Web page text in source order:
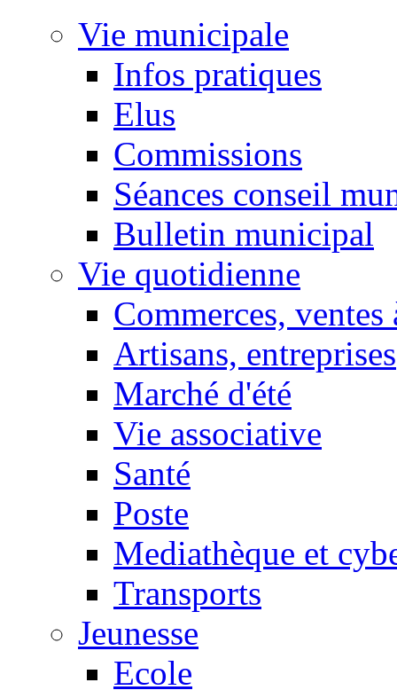
Vie municipale
Infos pratiques
Elus
Commissions
Séances conseil
Bulletin municipal
Vie quotidienne
Commerces, ventes
Artisans, entreprises
Marché d'été
Vie associative
Santé
Poste
Mediathèque et
Transports
Jeunesse
Ecole